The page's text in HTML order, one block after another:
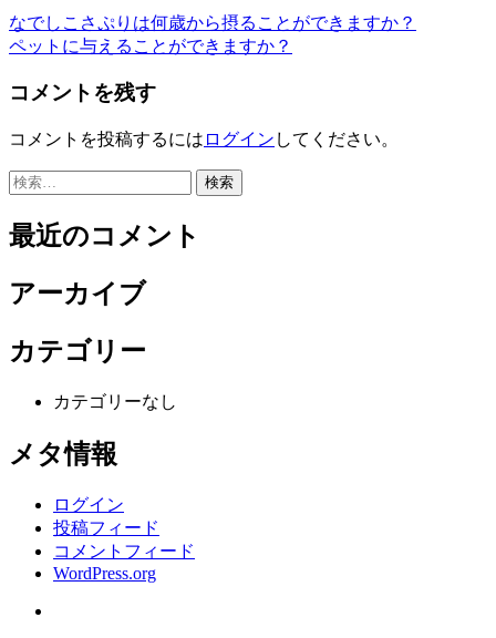
投
稿
ナ
ビ
ゲ
シ
ョ
ン
なでしこさぷりは何歳から摂ることができますか？
ペットに与えることができますか？
コメントを残す
コメントを投稿するには ログイン してください。
検
最近のコメント
アーカイブ
カテゴリー
カテゴリーなし
メタ情報
ログイン
投稿フィード
コメントフィード
WordPress.org